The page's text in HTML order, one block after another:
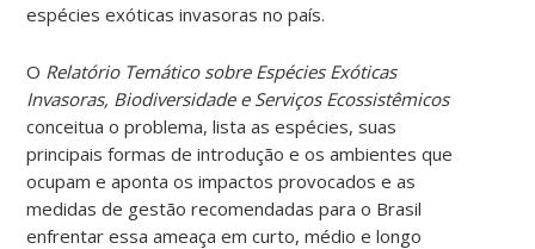
espécies exóticas invasoras no país.
O Relatório Temático sobre Espécies Exóticas
Invasoras, Biodiversidade e Serviços Ecossistêmicos
conceitua o problema, lista as espécies, suas
principais formas de introdução e os ambientes que
ocupam e aponta os impactos provocados e as
medidas de gestão recomendadas para o Brasil
enfrentar essa ameaça em curto, médio e longo